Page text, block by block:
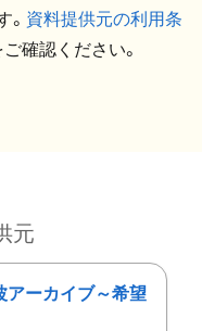
資料提供元の利用条
確認ください。
元
アーカイブ～希望